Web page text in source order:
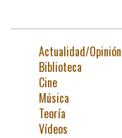
Actualidad/Opinión
Biblioteca
Cine
Música
Teoría
Vídeos